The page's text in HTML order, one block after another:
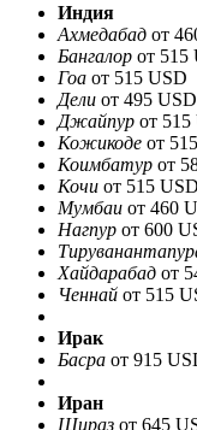
Индия
Ахмедабад от
Бангалор от 515
Гоа от 515 USD
Дели от 495 USD
Джайпур от 515
Кожикоде от
Коимбатур от
Кочи от 515 USD
Мумбаи от 460
Нагпур от 600
Хайдарабад от
Ченнай от 515
Ирак
Басра от 915
Иран
Шираз от 645